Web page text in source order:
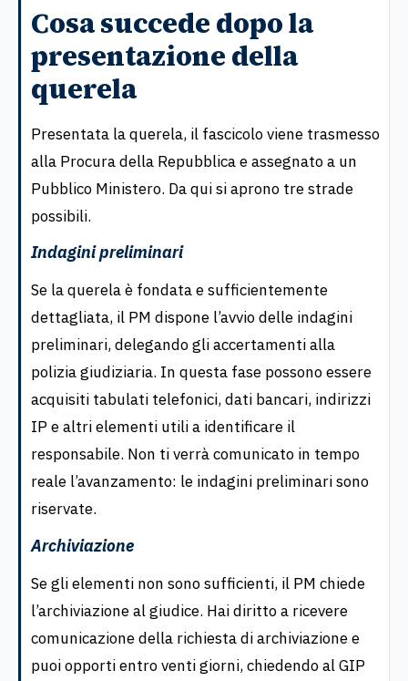
Cosa succede dopo la
presentazione della
querela
Presentata la querela, il fascicolo viene trasmesso
alla Procura della Repubblica e assegnato a un
Pubblico Ministero. Da qui si aprono tre strade
possibili.
Indagini preliminari
Se la querela è fondata e sufficientemente
dettagliata, il PM dispone l’avvio delle indagini
preliminari, delegando gli accertamenti alla
polizia giudiziaria. In questa fase possono essere
acquisiti tabulati telefonici, dati bancari, indirizzi
IP e altri elementi utili a identificare il
responsabile. Non ti verrà comunicato in tempo
reale l’avanzamento: le indagini preliminari sono
riservate.
Archiviazione
Se gli elementi non sono sufficienti, il PM chiede
l’archiviazione al giudice. Hai diritto a ricevere
comunicazione della richiesta di archiviazione e
puoi opporti entro venti giorni, chiedendo al GIP